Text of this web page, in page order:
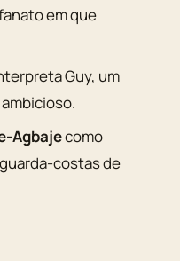
em que
Guy, um
Agbajecomo
costas de